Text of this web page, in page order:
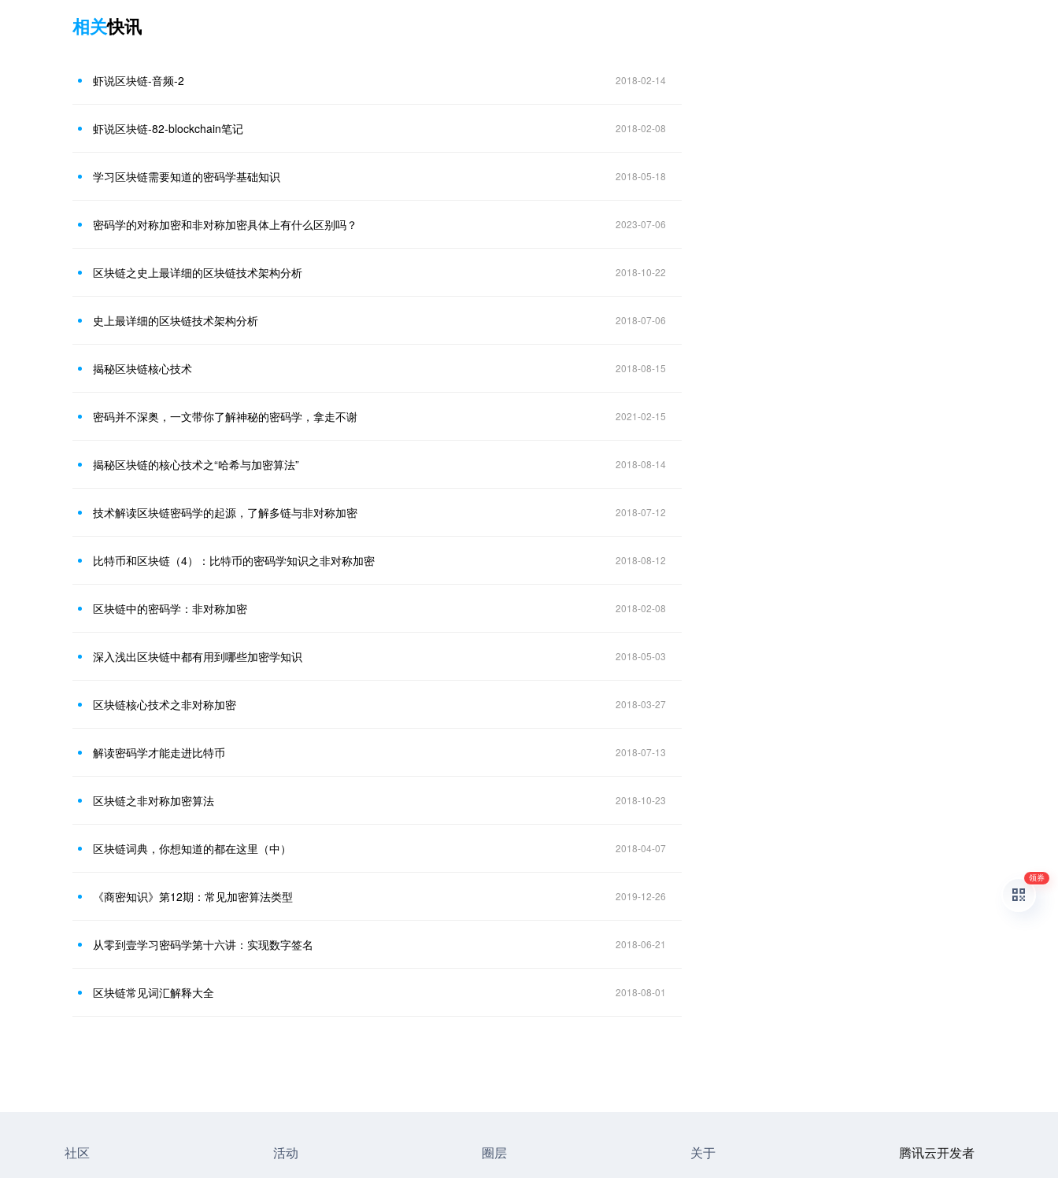
相关快讯
虾说区块链-音频-2 2018-02-14
虾说区块链-82-blockchain笔记 2018-02-08
学习区块链需要知道的密码学基础知识 2018-05-18
密码学的对称加密和非对称加密具体上有什么区别吗？ 2023-07-06
区块链之史上最详细的区块链技术架构分析 2018-10-22
史上最详细的区块链技术架构分析 2018-07-06
揭秘区块链核心技术 2018-08-15
密码并不深奥，一文带你了解神秘的密码学，拿走不谢 2021-02-15
揭秘区块链的核心技术之“哈希与加密算法” 2018-08-14
技术解读区块链密码学的起源，了解多链与非对称加密 2018-07-12
比特币和区块链（4）：比特币的密码学知识之非对称加密 2018-08-12
区块链中的密码学：非对称加密 2018-02-08
深入浅出区块链中都有用到哪些加密学知识 2018-05-03
区块链核心技术之非对称加密 2018-03-27
解读密码学才能走进比特币 2018-07-13
区块链之非对称加密算法 2018-10-23
区块链词典，你想知道的都在这里（中） 2018-04-07
《商密知识》第12期：常见加密算法类型 2019-12-26
从零到壹学习密码学第十六讲：实现数字签名 2018-06-21
区块链常见词汇解释大全 2018-08-01
社区 活动 圈层 关于 腾讯云开发者
领券